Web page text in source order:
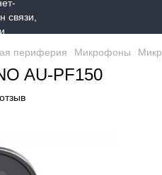
периферия Микрофоны
AU-PF150